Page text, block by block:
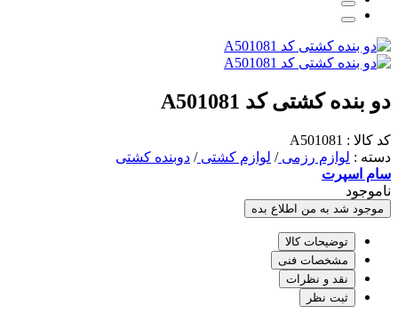
دو بنده کشتی کد A501081
کد کالا : A501081
دسته : لوازم رزمی/ لوازم کشتی/ دوبنده کشتی
سام اسپرت
ناموجود
موجود شد به من اطلاع بده
توضیحات کالا
مشخصات فنی
نقد و نظرات
ثبت نظر